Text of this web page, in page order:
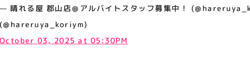
— 晴れる屋 郡山店＠アルバイトスタッフ募集中！
(@hareruya_koriym)
October 03, 2025 at 05:30PM